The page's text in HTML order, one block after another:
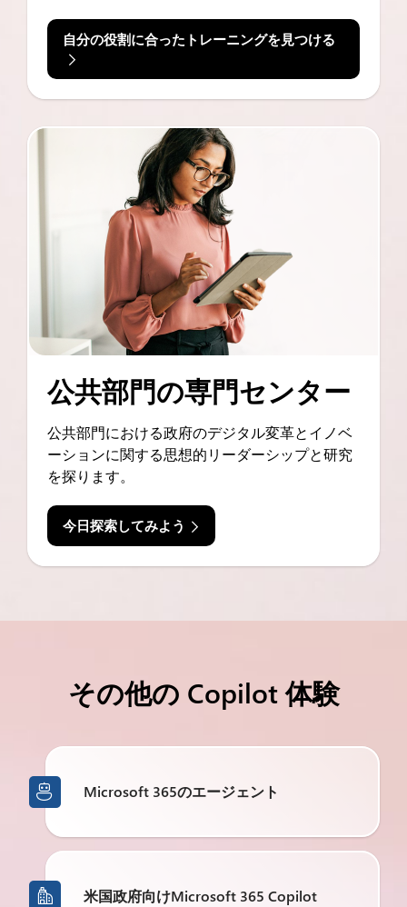
自分の役割に合ったトレーニングを見つける
公共部門の専門センター
公共部門における政府のデジタル変革とイノベ
ーションに関する思想的リーダーシップと研究
を探ります。
今日探索してみよう
その他の Copilot 体験
 Microsoft 365のエージェント
 米国政府向けMicrosoft 365 Copilot